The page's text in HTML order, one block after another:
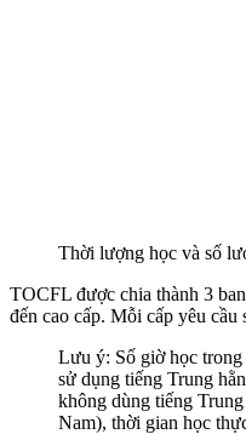
Thời lượng học và số
TOCFL được chia thành 3
đến cao cấp. Mỗi cấp yêu
Lưu ý: Số giờ học
sử dụng tiếng Trung
không dùng tiếng
Nam), thời gian học